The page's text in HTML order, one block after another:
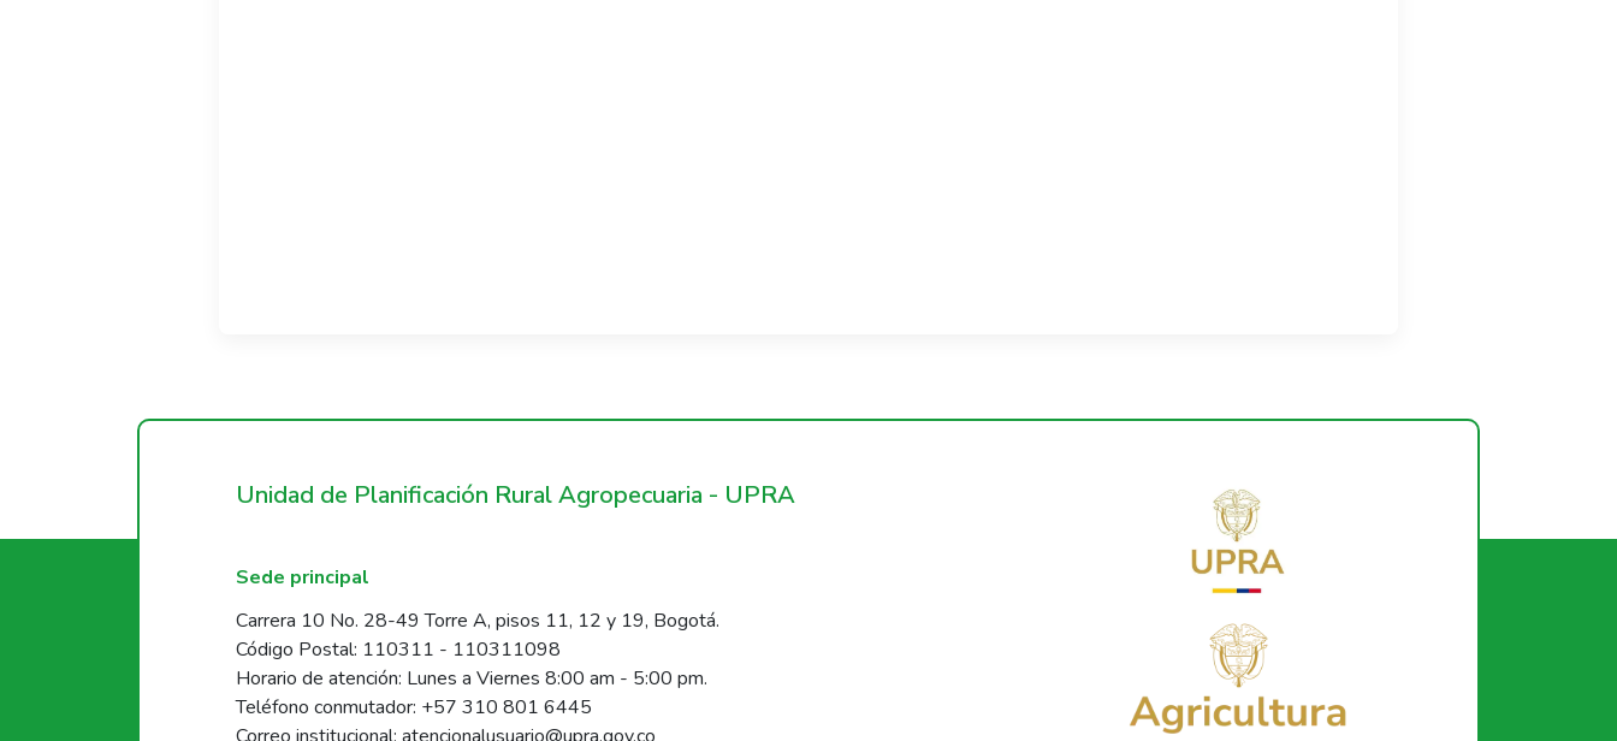
Unidad de Planificación Rural Agropecuaria - UPRA
Sede principal
Carrera 10 No. 28-49 Torre A, pisos 11, 12 y 19, Bogotá.
Código Postal: 110311 - 110311098
Horario de atención: Lunes a Viernes 8:00 am - 5:00 pm.
Teléfono conmutador: +57 310 801 6445
Correo institucional: atencionalusuario@upra.gov.co